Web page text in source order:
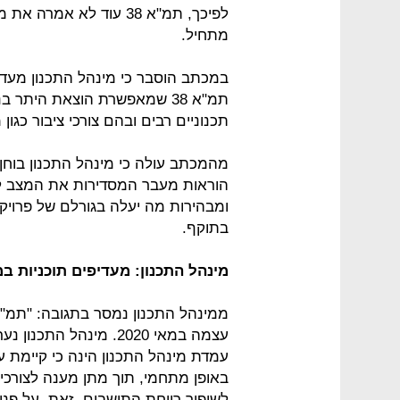
לפיכך, תמ"א 38 עוד
מתחיל.
במכתב הוסבר כי מינהל התכנון
תמ"א 38 שמאפשרת הוצאת
תכנוניים רבים ובהם צורכי ציבור
מהמכתב עולה כי מינהל התכנון
ומבהירות מה יעלה בגורלם של
בתוקף.
מינהל התכנון: מעדיפים
עצמה במאי 2020.
עמדת מינהל התכנון הינה כי
באופן מתחמי, תוך מתן מענה לצורכי